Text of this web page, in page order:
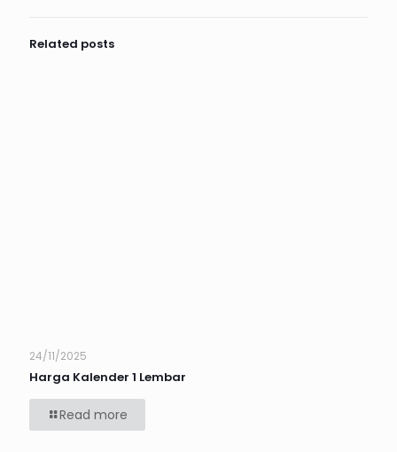
Related posts
24/11/2025
Harga Kalender 1 Lembar
Read more